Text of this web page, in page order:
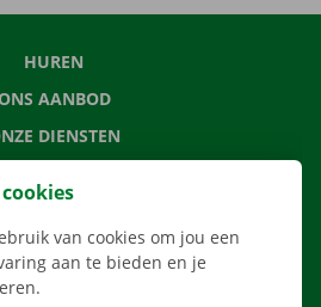
HUREN
AANBOD
DIENSTEN
van cookies om jou een
aan te bieden en je